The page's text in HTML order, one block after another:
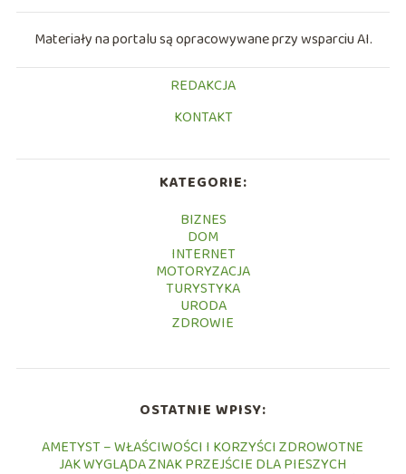
Materiały na portalu są opracowywane przy wsparciu AI.
REDAKCJA
KONTAKT
KATEGORIE:
BIZNES
DOM
INTERNET
MOTORYZACJA
TURYSTYKA
URODA
ZDROWIE
OSTATNIE WPISY:
AMETYST – WŁAŚCIWOŚCI I KORZYŚCI ZDROWOTNE
JAK WYGLĄDA ZNAK PRZEJŚCIE DLA PIESZYCH